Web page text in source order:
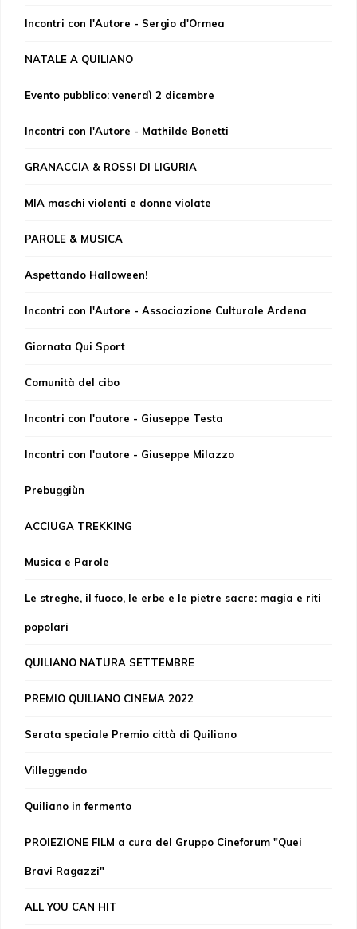
Incontri con l'Autore - Sergio d'Ormea
NATALE A QUILIANO
Evento pubblico: venerdì 2 dicembre
Incontri con l'Autore - Mathilde Bonetti
GRANACCIA & ROSSI DI LIGURIA
MIA maschi violenti e donne violate
PAROLE & MUSICA
Aspettando Halloween!
Incontri con l'Autore - Associazione Culturale Ardena
Giornata Qui Sport
Comunità del cibo
Incontri con l'autore - Giuseppe Testa
Incontri con l'autore - Giuseppe Milazzo
Prebuggiùn
ACCIUGA TREKKING
Musica e Parole
Le streghe, il fuoco, le erbe e le pietre sacre: magia e riti
popolari
QUILIANO NATURA SETTEMBRE
PREMIO QUILIANO CINEMA 2022
Serata speciale Premio città di Quiliano
Villeggendo
Quiliano in fermento
PROIEZIONE FILM a cura del Gruppo Cineforum "Quei
Bravi Ragazzi"
ALL YOU CAN HIT